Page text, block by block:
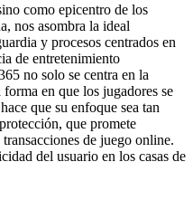
como epicentro de los
nos asombra la ideal
y procesos centrados en
de entretenimiento
no solo se centra en la
en que los jugadores se
que su enfoque sea tan
que promete
de juego online.
del usuario en los casas de